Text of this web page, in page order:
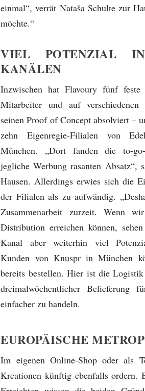
einmal“, verrät Nataša Schulte zur
möchte.“
VIEL POTENZIAL
KANÄLEN
Inzwischen hat Flavoury fünf
Mitarbeiter und auf verschiedenen
seinen Proof of Concept absolviert –
zehn Eigenregie-Filialen von
München. „Dort fanden die to-
jegliche Werbung rasanten Absatz“,
Hausen. Allerdings erwies sich die
der Filialen als zu aufwändig.
Zusammenarbeit zurzeit. Wenn
Distribution erreichen können,
Kanal aber weiterhin viel
Kunden von Knuspr in München
bereits bestellen. Hier ist die
dreimalwöchentlicher Belieferung
einfacher zu handeln.
EUROPÄISCHE
Im eigenen Online-Shop oder als
Kreationen künftig ebenfalls ordern.